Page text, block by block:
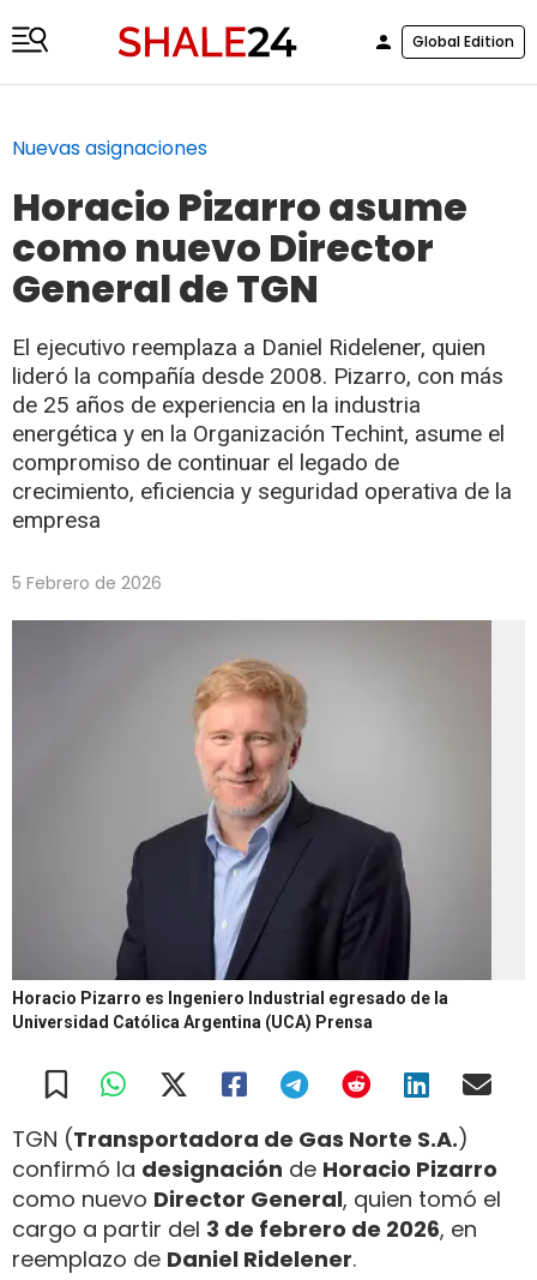
Global Edition
Nuevas asignaciones
Horacio Pizarro asume
como nuevo Director
General de TGN
El ejecutivo reemplaza a Daniel Ridelener, quien
lideró la compañía desde 2008. Pizarro, con más
de 25 años de experiencia en la industria
energética y en la Organización Techint, asume el
compromiso de continuar el legado de
crecimiento, eficiencia y seguridad operativa de la
empresa
5 Febrero de 2026
Horacio Pizarro es Ingeniero Industrial egresado de la
Universidad Católica Argentina (UCA) Prensa
TGN (Transportadora de Gas Norte S.A.)
confirmó la designación de Horacio Pizarro
como nuevo Director General, quien tomó el
cargo a partir del 3 de febrero de 2026, en
reemplazo de Daniel Ridelener.